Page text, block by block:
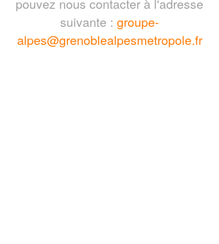
suivante : groupe-
alpes@grenoblealpesmetropole.fr